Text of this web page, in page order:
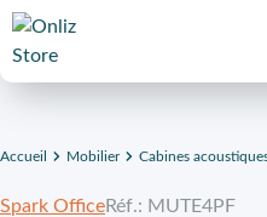
Accueil Mobilier Cabines
Spark OfficeRéf.: MUTE4PF